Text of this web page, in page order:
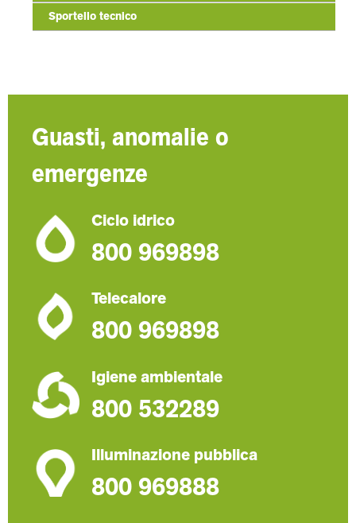
Sportello tecnico
Guasti, anomalie o
emergenze
Ciclo idrico
800 969898
Telecalore
800 969898
Igiene ambientale
800 532289
Illuminazione pubblica
800 969888